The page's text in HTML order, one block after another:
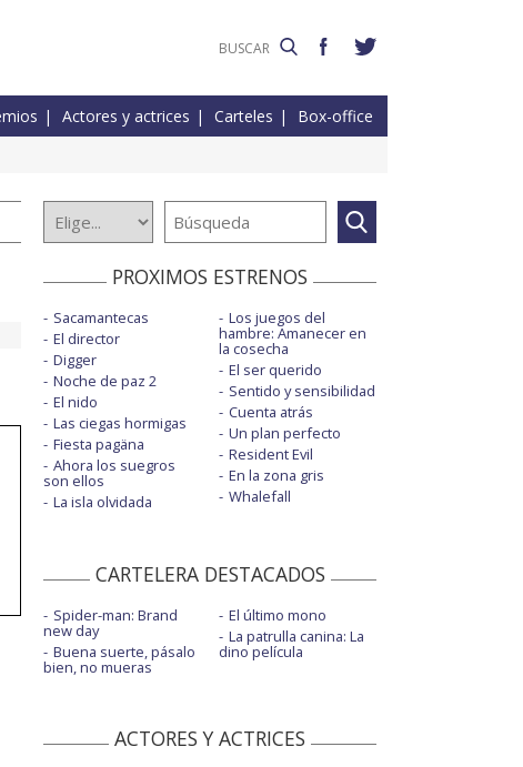
Actores y actrices Carteles Box-office
PROXIMOS ESTRENOS
Sacamantecas
El director
Digger
Noche de paz 2
El nido
Las ciegas hormigas
Fiesta pagäna
Ahora los suegros
son ellos
La isla olvidada
Los juegos del
hambre: Amanecer en
la cosecha
El ser querido
Sentido y sensibilidad
Cuenta atrás
Un plan perfecto
Resident Evil
En la zona gris
Whalefall
CARTELERA DESTACADOS
Spider-man: Brand
new day
Buena suerte, pásalo
bien, no mueras
El último mono
La patrulla canina: La
dino película
ACTORES Y ACTRICES